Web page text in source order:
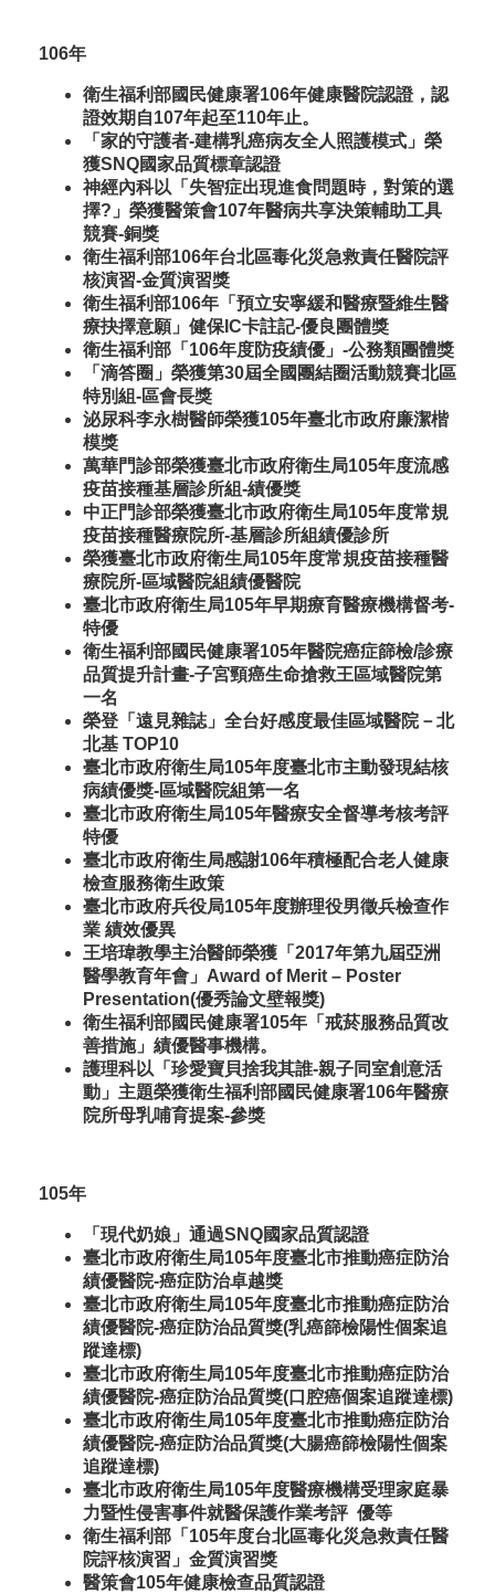
106年
衛生福利部國民健康署106年健康醫院認證，認
證效期自107年起至110年止。
「家的守護者-建構乳癌病友全人照護模式」榮
獲SNQ國家品質標章認證
神經內科以「失智症出現進食問題時，對策的選
擇?」榮獲醫策會107年醫病共享決策輔助工具
競賽-銅獎
衛生福利部106年台北區毒化災急救責任醫院評
核演習-金質演習獎
衛生福利部106年「預立安寧緩和醫療暨維生醫
療抉擇意願」健保IC卡註記-優良團體獎
衛生福利部「106年度防疫績優」-公務類團體獎
「滴答圈」榮獲第30屆全國團結圈活動競賽北區
特別組-區會長獎
泌尿科李永樹醫師榮獲105年臺北市政府廉潔楷
模獎
萬華門診部榮獲臺北市政府衛生局105年度流感
疫苗接種基層診所組-績優獎
中正門診部榮獲臺北市政府衛生局105年度常規
疫苗接種醫療院所-基層診所組績優診所
榮獲臺北市政府衛生局105年度常規疫苗接種醫
療院所-區域醫院組績優醫院
臺北市政府衛生局105年早期療育醫療機構督考-
特優
衛生福利部國民健康署105年醫院癌症篩檢/診療
品質提升計畫-子宮頸癌生命搶救王區域醫院第
一名
榮登「遠見雜誌」全台好感度最佳區域醫院－北
北基 TOP10
臺北市政府衛生局105年度臺北市主動發現結核
病績優獎-區域醫院組第一名
臺北市政府衛生局105年醫療安全督導考核考評
特優
臺北市政府衛生局感謝106年積極配合老人健康
檢查服務衛生政策
臺北市政府兵役局105年度辦理役男徵兵檢查作
業 績效優異
王培瑋教學主治醫師榮獲「2017年第九屆亞洲
醫學教育年會」Award of Merit – Poster
Presentation(優秀論文壁報獎)
衛生福利部國民健康署105年「戒菸服務品質改
善措施」績優醫事機構。
護理科以「珍愛寶貝捨我其誰-親子同室創意活
動」主題榮獲衛生福利部國民健康署106年醫療
院所母乳哺育提案-參獎
105年
「現代奶娘」通過SNQ國家品質認證
臺北市政府衛生局105年度臺北市推動癌症防治
績優醫院-癌症防治卓越獎
臺北市政府衛生局105年度臺北市推動癌症防治
績優醫院-癌症防治品質獎(乳癌篩檢陽性個案追
蹤達標)
臺北市政府衛生局105年度臺北市推動癌症防治
績優醫院-癌症防治品質獎(口腔癌個案追蹤達標)
臺北市政府衛生局105年度臺北市推動癌症防治
績優醫院-癌症防治品質獎(大腸癌篩檢陽性個案
追蹤達標)
臺北市政府衛生局105年度醫療機構受理家庭暴
力暨性侵害事件就醫保護作業考評 優等
衛生福利部「105年度台北區毒化災急救責任醫
院評核演習」金質演習獎
醫策會105年健康檢查品質認證